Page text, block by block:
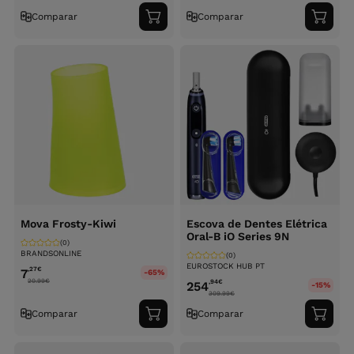
Comparar
Adicionar
ao
Comparar
ao
Mova Frosty-Kiwi
BRANDSONLINE
(0)
7,27€
20.99€
-65%
Comparar
Adicionar
ao
Escova de Dentes Elétrica
Oral-B iO Series 9N
EUROSTOCK HUB PT
(0)
254,94€
309.99€
-15%
Comparar
ao